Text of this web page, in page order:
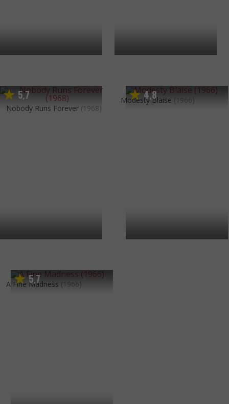
5,7
Nobody Runs Forever (1968)
4,8
Modesty Blaise (1966)
5,7
A Fine Madness (1966)